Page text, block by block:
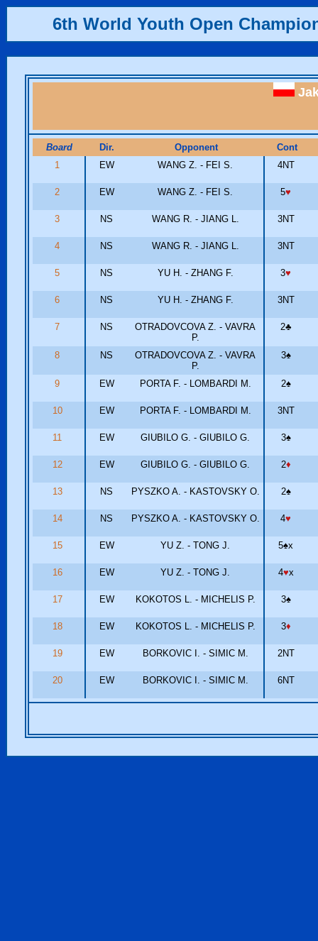
6th World Youth Open
Board Dir. Opponent
Cont
1
EW WANG Z. - FEI S. 4NT
2 EW WANG Z. - FEI S. 5♥
3 NS WANG R. - JIANG L. 3NT
4 NS WANG R. - JIANG L. 3NT
5 NS YU H. - ZHANG F. 3♥
6 NS YU H. - ZHANG F. 3NT
7 NS
OTRADOVCOVA Z. - VAVRA
P.
2♣
8 NS
OTRADOVCOVA Z. - VAVRA
P.
3♠
9 EW PORTA F. - LOMBARDI M. 2♠
10 EW PORTA F. - LOMBARDI M. 3NT
11 EW GIUBILO G. - GIUBILO G. 3♠
12 EW GIUBILO G. - GIUBILO G. 2♦
13 NS PYSZKO A. - KASTOVSKY O. 2♠
14 NS PYSZKO A. - KASTOVSKY O. 4♥
15 EW YU Z. - TONG J. 5♠x
16 EW YU Z. - TONG J. 4♥x
17 EW KOKOTOS L. - MICHELIS P. 3♠
18 EW KOKOTOS L. - MICHELIS P. 3♦
19 EW BORKOVIC I. - SIMIC M. 2NT
20 EW BORKOVIC I. - SIMIC M. 6NT